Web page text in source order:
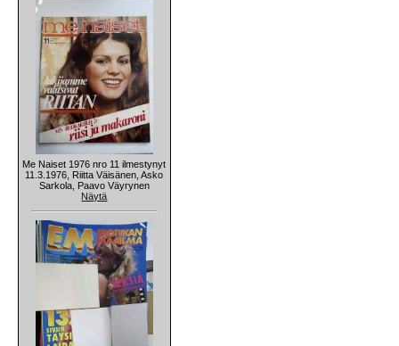
Me Naiset 1976 nro 11 ilmestynyt
11.3.1976, Riitta Väisänen, Asko
Sarkola, Paavo Väyrynen
Näytä